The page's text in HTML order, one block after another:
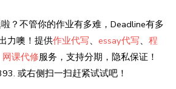
？不管你的作业有多难，Deadline有多
力噢！提供作业代写、 essay代写、 程
网课代修服务，支持分期，隐私保证！
或右侧扫一扫赶紧试试吧！